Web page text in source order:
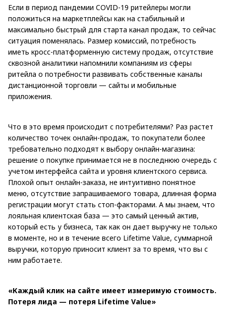
Если в период пандемии COVID-19 ритейлеры могли
положиться на маркетплейсы как на стабильный и
максимально быстрый для старта канал продаж, то сейчас
ситуация поменялась. Размер комиссий, потребность
иметь кросс-платформенную систему продаж, отсутствие
сквозной аналитики напомнили компаниям из сферы
ритейла о потребности развивать собственные каналы
дистанционной торговли — сайты и мобильные
приложения.
Что в это время происходит с потребителями? Раз растет
количество точек онлайн-продаж, то покупатели более
требовательно подходят к выбору онлайн-магазина:
решение о покупке принимается не в последнюю очередь с
учетом интерфейса сайта и уровня клиентского сервиса.
Плохой опыт онлайн-заказа, не интуитивно понятное
меню, отсутствие запрашиваемого товара, длинная форма
регистрации могут стать стоп-факторами. А мы знаем, что
лояльная клиентская база — это самый ценный актив,
который есть у бизнеса, так как он дает выручку не только
в моменте, но и в течение всего Lifetime Value, суммарной
выручки, которую приносит клиент за то время, что вы с
ним работаете.
«Каждый клик на сайте имеет измеримую стоимость.
Потеря лида — потеря Lifetime Value»